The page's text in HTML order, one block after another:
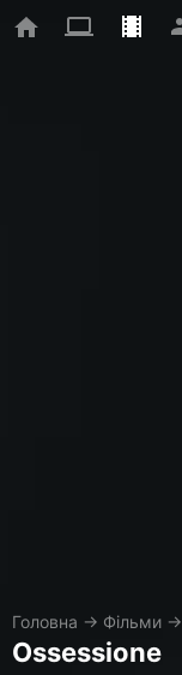
Головна → Фільми →
Ossessione